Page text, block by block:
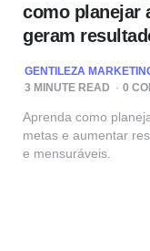
como planejar
geram
POSTED
BY
GENTILEZA
3 MINUTE READ 0
Aprenda como
metas e aumentar
e mensuráveis.